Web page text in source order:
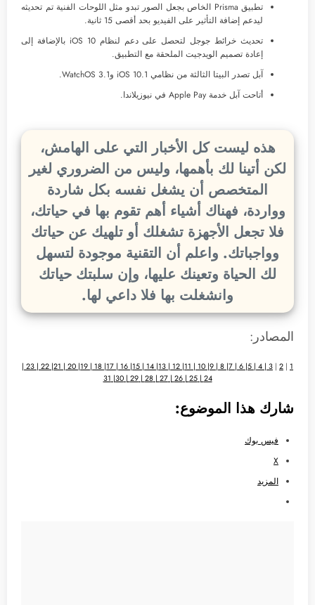
تطبيق Prisma الخاص بجعل الصور تبدو مثل اللوحات الفنية تم تحديثه
ليدعم إضافة التأثير على الفيديو بحد أقصى 15 ثانية.
تحديث خرائط جوجل لتحصل على دعم لنظام iOS 10 بالإضافة إلى
إعادة تصميم الويدجيت الملحقة مع التطبيق.
آبل تصدر البيتا الثالثة من نظامي iOS 10.1 وWatchOS 3.1.
أتاحت آبل خدمة Apple Pay في نيوزيلاندا.
هذه ليست كل الأخبار التي على الهامش،
لكن أتينا لك بأهمها، وليس من الضروري لغير
المتخصص أن يشغل نفسه بكل شاردة
وواردة، فهناك أشياء أهم تقوم بها في حياتك،
فلا تجعل الأجهزة تشغلك أو تلهيك عن حياتك
وواجباتك. واعلم أن التقنية موجودة لتسهل
لك الحياة وتعينك عليها، وإن سلبتك حياتك
وانشغلت بها فلا داعي لها.
المصادر:
1
|
2
|
3 |
4
|
5
|
6
|
7
|
8
|
9
|
10
|
11
|
12
|
13
|
14
|
15
|
16
|
17
|
18
|
19
|
20
|
21
|
22
|
23
|
24
|
25
|
26
|
27
|
28
|
29
|
30
|
31
شارك هذا الموضوع:
فيس بوك
X
المزيد